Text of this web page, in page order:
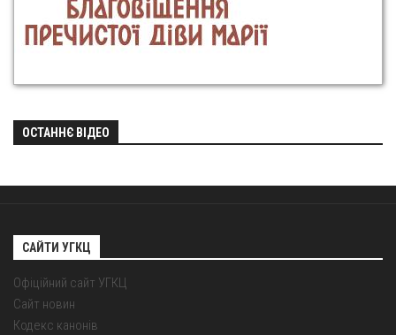
ОСТАННЄ ВІДЕО
САЙТИ УГКЦ
Офіційний сайт УГКЦ
Сайт новин
Кодекс канонів